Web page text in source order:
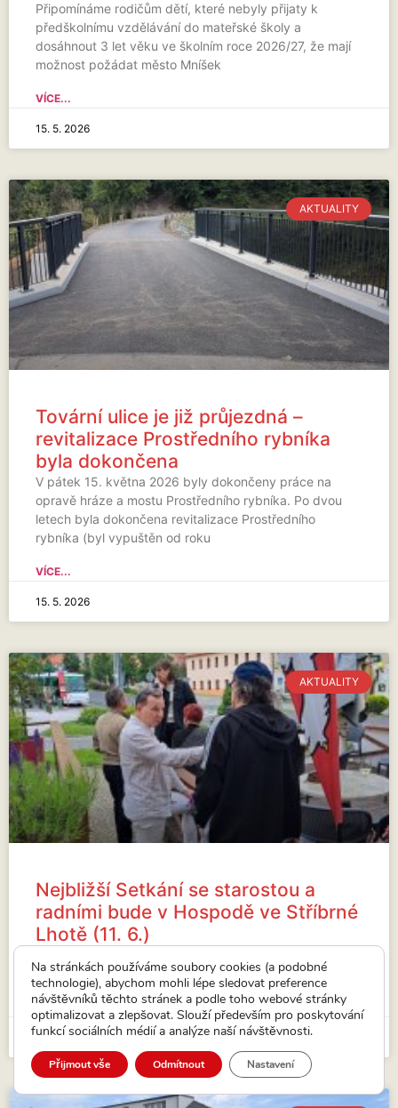
Připomínáme rodičům dětí, které nebyly přijaty k
předškolnímu vzdělávání do mateřské školy a
dosáhnout 3 let věku ve školním roce 2026/27, že mají
možnost požádat město Mníšek
VÍCE...
15. 5. 2026
AKTUALITY
Tovární ulice je již průjezdná –
revitalizace Prostředního rybníka
byla dokončena
V pátek 15. května 2026 byly dokončeny práce na
opravě hráze a mostu Prostředního rybníka. Po dvou
letech byla dokončena revitalizace Prostředního
rybníka (byl vypuštěn od roku
VÍCE...
15. 5. 2026
AKTUALITY
Nejbližší Setkání se starostou a
radními bude v Hospodě ve Stříbrné
Lhotě (11. 6.)
Stříbrné Lhotě.
VÍCE...
15. 5. 2026
Na stránkách používáme soubory cookies (a podobné
technologie), abychom mohli lépe sledovat preference
návštěvníků těchto stránek a podle toho webové stránky
optimalizovat a zlepšovat. Slouží především pro poskytování
funkcí sociálních médií a analýze naší návštěvnosti.
Přijmout vše Odmítnout Nastavení